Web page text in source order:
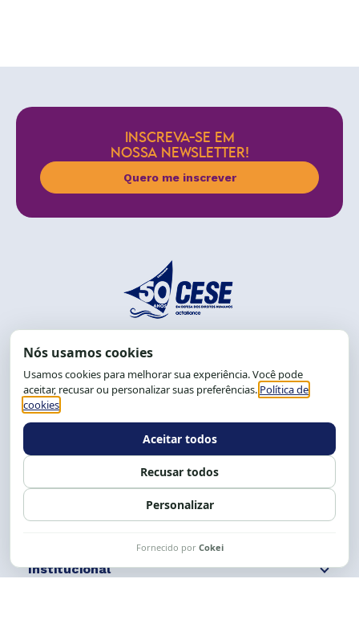
INSCREVA-SE EM
NOSSA NEWSLETTER!
Quero me inscrever
End.: R. da Graça, 150. Graça
CEP: 40.150-055
Salvador-BA, Brasil.
Tel.: (71) 2104-5457, Cel.: (71) 9 9239-2104 ou 2105
Expediente: 8h às 12h e 13 às 17h.
Siga nossas redes Fale conosco
Institucional